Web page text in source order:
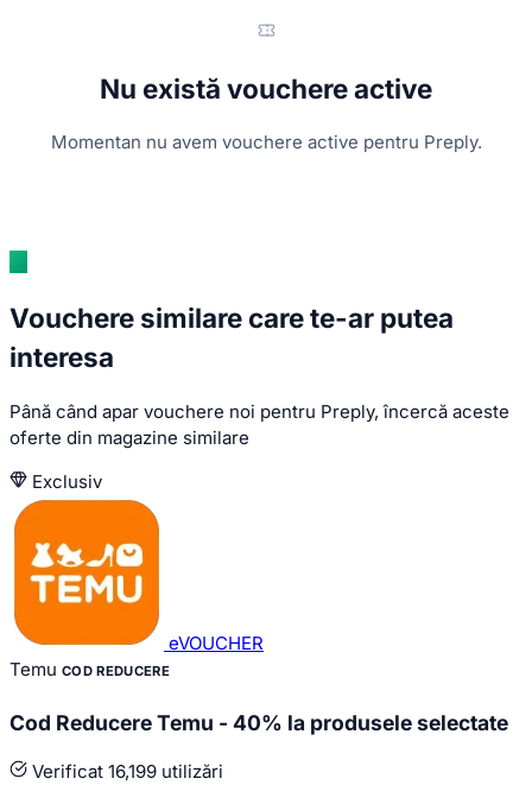
Nu există vouchere active
Momentan nu avem vouchere active pentru Preply.
Vouchere similare care te-ar putea
interesa
Până când apar vouchere noi pentru Preply, încercă aceste
oferte din magazine similare
Exclusiv
eVOUCHER
Temu COD REDUCERE
Cod Reducere Temu - 40% la produsele selectate
Verificat 16,199 utilizări